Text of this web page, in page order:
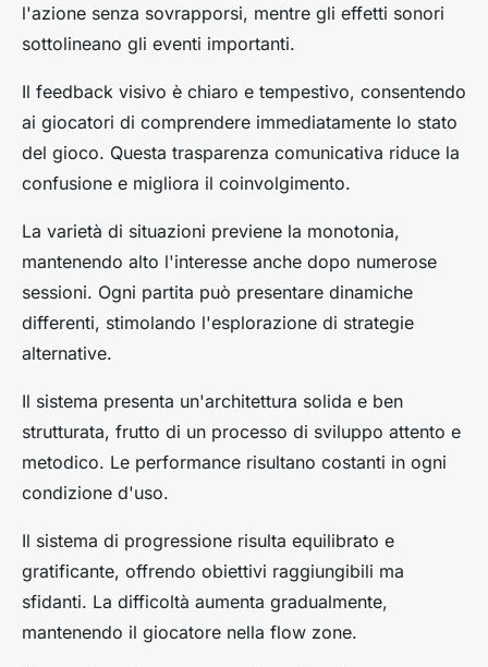
l'azione senza sovrapporsi, mentre gli effetti sonori
sottolineano gli eventi importanti.
Il feedback visivo è chiaro e tempestivo, consentendo
ai giocatori di comprendere immediatamente lo stato
del gioco. Questa trasparenza comunicativa riduce la
confusione e migliora il coinvolgimento.
La varietà di situazioni previene la monotonia,
mantenendo alto l'interesse anche dopo numerose
sessioni. Ogni partita può presentare dinamiche
differenti, stimolando l'esplorazione di strategie
alternative.
Il sistema presenta un'architettura solida e ben
strutturata, frutto di un processo di sviluppo attento e
metodico. Le performance risultano costanti in ogni
condizione d'uso.
Il sistema di progressione risulta equilibrato e
gratificante, offrendo obiettivi raggiungibili ma
sfidanti. La difficoltà aumenta gradualmente,
mantenendo il giocatore nella flow zone.